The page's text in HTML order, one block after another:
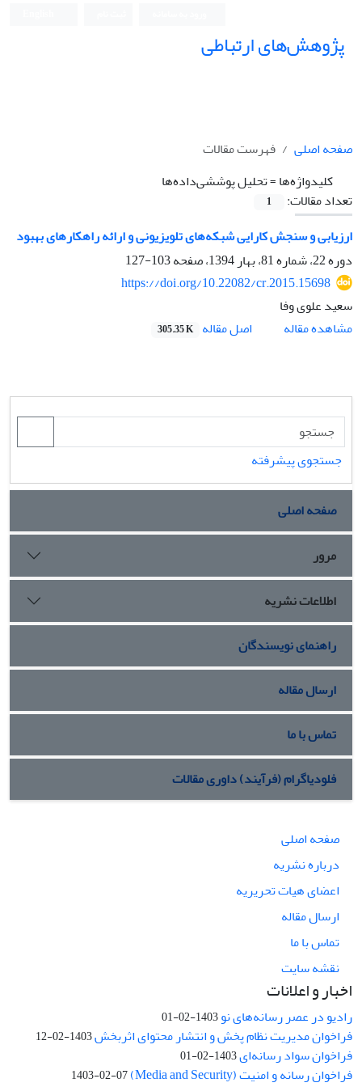
پژوهش‌های ارتباطی
صفحه اصلی
فهرست مقالات
کلیدواژه‌ها =تحلیل پوششی‌داده‌ها
تعداد مقالات:
1
ارزیابی و سنجش کارایی شبکه‌های تلویزیونی و ارائه راهکارهای بهبود
دوره 22، شماره 81، بهار 1394، صفحه
103-127
https://doi.org/10.22082/cr.2015.15698
سعید علوی وفا
مشاهده مقاله
اصل مقاله 305.35 K
جستجوی پیشرفته
صفحه اصلی
مرور
اطلاعات نشریه
راهنمای نویسندگان
ارسال مقاله
تماس با ما
فلودیاگرام (فرآیند) داوری مقالات
صفحه اصلی
درباره نشریه
اعضای هیات تحریریه
ارسال مقاله
تماس با ما
نقشه سایت
اخبار و اعلانات
رادیو در عصر رسانه‌های نو1403-02-01
فراخوان مدیریت نظام پخش و انتشار محتوای اثربخش1403-02-12
فراخوان سواد رسانه‌ای1403-02-01
فراخوان رسانه و امنیت (Media and Security) 1403-02-07